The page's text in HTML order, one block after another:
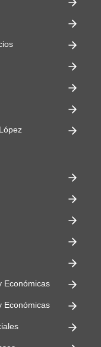
Económicas
Económicas